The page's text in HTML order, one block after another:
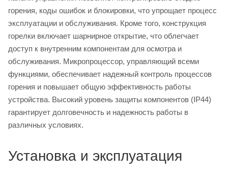
горения, коды ошибок и блокировки, что упрощает процесс
эксплуатации и обслуживания. Кроме того, конструкция
горелки включает шарнирное открытие, что облегчает
доступ к внутренним компонентам для осмотра и
обслуживания. Микропроцессор, управляющий всеми
функциями, обеспечивает надежный контроль процессов
горения и повышает общую эффективность работы
устройства. Высокий уровень защиты компонентов (IP44)
гарантирует долговечность и надежность работы в
различных условиях.
Установка и эксплуатация